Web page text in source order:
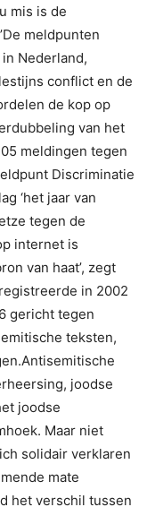
mis is de
meldpunten
Nederland,
conflict en de
de kop op
van het
meldingen tegen
Discriminatie
‘het jaar van
tegen de
internet is
van haat’, zegt
in 2002
gericht tegen
teksten,
joodse
joodse
Maar niet
solidair verklaren
mate
het verschil tussen